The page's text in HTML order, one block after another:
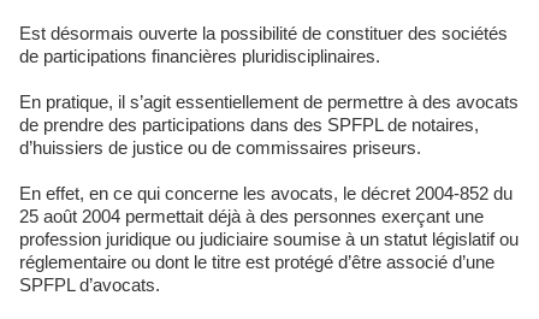
Est désormais ouverte la possibilité de constituer des sociétés
de participations financières pluridisciplinaires.
En pratique, il s’agit essentiellement de permettre à des avocats
de prendre des participations dans des SPFPL de notaires,
d’huissiers de justice ou de commissaires priseurs.
En effet, en ce qui concerne les avocats, le décret 2004-852 du
25 août 2004 permettait déjà à des personnes exerçant une
profession juridique ou judiciaire soumise à un statut législatif ou
réglementaire ou dont le titre est protégé d’être associé d’une
SPFPL d’avocats.